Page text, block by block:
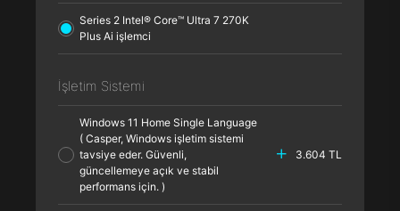
Series 2 Intel® Core™ Ultra 7 270K
Plus Ai işlemci
İşletim Sistemi
Windows 11 Home Single Language
( Casper, Windows işletim sistemi
tavsiye eder. Güvenli,
güncellemeye açık ve stabil
performans için. )
3.604 TL